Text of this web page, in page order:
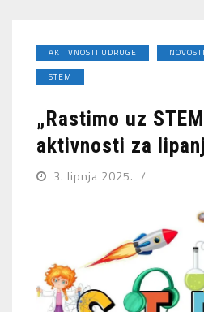
AKTIVNOSTI UDRUGE
STEM
„Rastimo uz
aktivnosti za
3. lipnja 2025.